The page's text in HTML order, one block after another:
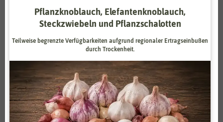
Vergrößern durch berühren
Japanischer Blumengarten
Essenziell Statistik
Zahlungsdienstleister Marketing
Externe Medien Funktional
Weitere Einstellungen
Alle akzeptieren
Alle ablehnen
Pflanzknoblauch, Elefantenknoblauch,
Steckzwiebeln und Pflanzschalotten
Teilweise begrenzte Verfügbarkeiten aufgrund regionaler Ertragseinbußen
durch Trockenheit.